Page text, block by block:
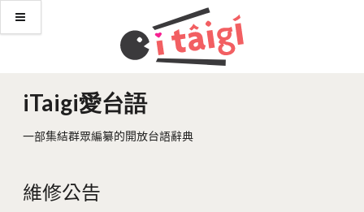
iTaigi愛台語
一部集結群眾編纂的開放台語辭典
維修公告